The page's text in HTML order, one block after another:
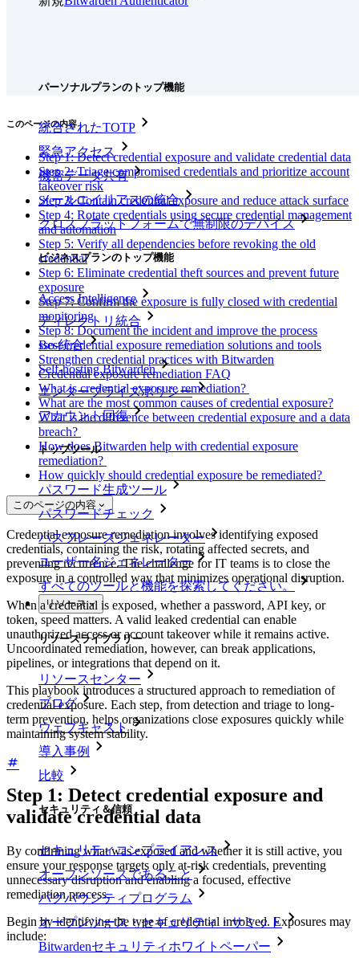
パーソナルプランのトップ機能
統合されたTOTP
緊急アクセス
機密データ共有
メールエイリアスの統合
クロスプラットフォームで無制限のデバイス
ビジネスプランのトップ機能
Access Intelligence
ディレクトリ統合
sso-統合
Self-hosting Bitwarden
エンタープライズポリシー
アカウント回復
トップツール
パスワード生成ツール
パスワードチェック
パスフレーズジェネレーター
ユーザー名ジェネレーター
すべてのツールと機能を探索してください。
リソース
リソースライブラリー
リソースセンター
ブログ
ウェブキャスト
導入事例
比較
セキュリティ＆信頼
セキュリティコンプライアンス
オープンソースであること
バグバウンティプログラム
オープンソース・セキュリティ・サミット
Bitwardenセキュリティホワイトペーパー
このページの内容
Step 1: Detect credential exposure and validate credential data
Step 2: Triage compromised credentials and prioritize account
takeover risk
Step 3: Contain credential exposure and reduce attack surface
Step 4: Rotate credentials using secure credential management
and automation
Step 5: Verify all dependencies before revoking the old
credential
Step 6: Eliminate credential theft sources and prevent future
exposure
Step 7: Confirm the exposure is fully closed with credential
monitoring
Step 8: Document the incident and improve the process
Best credential exposure remediation solutions and tools
Strengthen credential practices with Bitwarden
Credential exposure remediation FAQ
What is credential exposure remediation?
What are the most common causes of credential exposure?
What is the difference between credential exposure and a data
breach?
How does Bitwarden help with credential exposure
remediation?
How quickly should credential exposure be remediated?
このページの内容
Credential exposure remediation involves identifying exposed
credentials, containing the risk, rotating affected secrets, and
preventing recurrence. The challenge for IT teams is to close the
exposure in a controlled way that minimizes operational disruption.
When a credential is exposed, whether a password, API key, or
token, speed matters. A valid leaked credential can enable
unauthorized access or account takeover while it remains active.
Uncoordinated remediation, however, can break applications,
pipelines, or integrations that depend on it.
This playbook introduces a structured approach to remediation of
credential exposure. Each step, from detection and triage to long-
term prevention, helps organizations close exposures quickly while
maintaining system stability.
Step 1: Detect credential exposure and
validate credential data
By confirming what was exposed and whether it is still active, you
ensure your response targets only at-risk credentials, preventing
unnecessary disruption and enabling a focused, effective
remediation process.
Begin by identifying the type of credential involved. Exposures may
include: